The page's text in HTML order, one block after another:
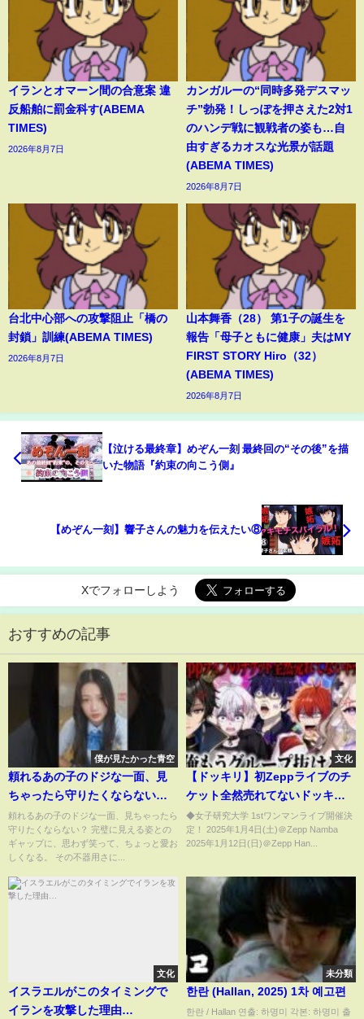
イランとオマーン間の合意案 違
反船舶に罰金科す(ABEMA
TIMES)
2026年8月7日
カンガルーの“同時多発デスマッ
チ”勃発！しっぽを押さえた2対1
のハンデ戦に観戦者の姿も…自
由すぎるカオスな光景が話題
(ABEMA TIMES)
2026年8月7日
台北中心部への攻撃阻止「橋の
封鎖」訓練(ABEMA TIMES)
2026年8月7日
山本舞香（28） 第1子の誕生を
報告「母子ともに健康」夫はMY
FIRST STORY Hiro（32）
(ABEMA TIMES)
2026年8月7日
【泣ける最終章】めぞん一刻 最終回の“その後”を描
いた物語『約束の向こう側』
【めぞん一刻】響子さんの魅力を伝えたい⑧
Xでフォローしよう
おすすめの記事
僕が見たかった青空
頼れるあの子のドジな一面、見
ちゃったら守りたくならない？
🥺💓
頼れるあの子のドジな一面、見ちゃったら
守りたくならない？ 完璧に見える姿との
ギャップに、思わず笑って、ちょっと愛お
しくなる。 その不器用さに...
文化
【ドッキリ】初Zeppライブのチ
ケット全然売れてないドッキリ
したら修羅場になったｗ【史上
最恐】
◆女子研究大学 1stワンマンライブ開催決
定！ 2025年1月4日(土)＠Zepp Namba
2025年1月12日(日)＠Zepp Han...
文化
イスラエルがこのタイミングで
イランを攻撃した理由…
未分類
한란 (Hallan, 2025) 1차 예고편
한란 / Hallan 연출: 하명미 각본: 하명미 출